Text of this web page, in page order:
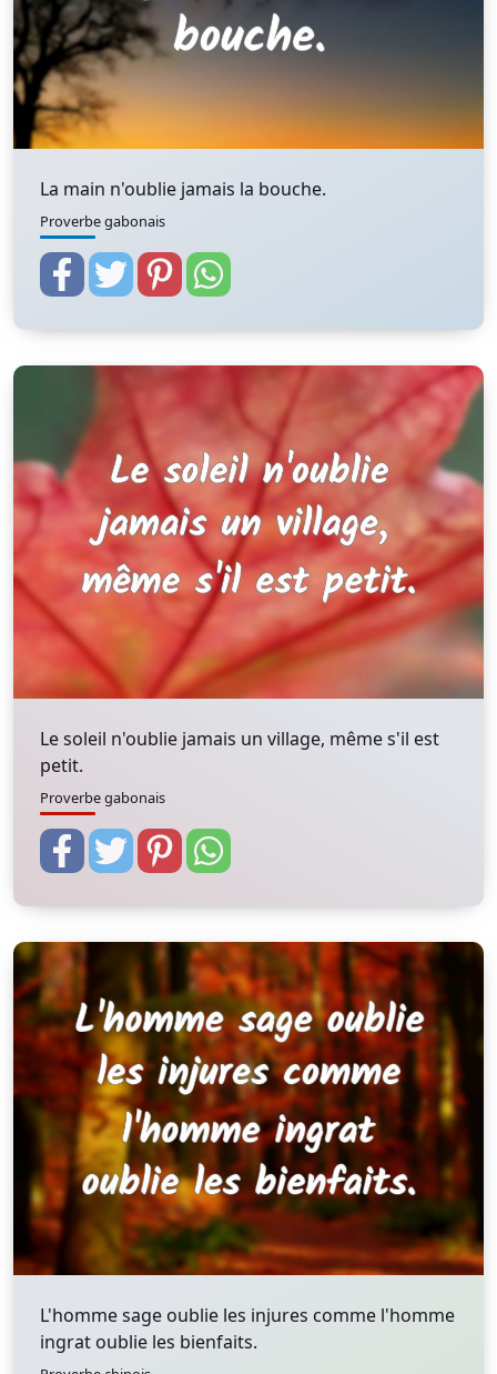
La main n'oublie jamais la bouche.
Proverbe gabonais
Le soleil n'oublie jamais un village, même s'il est
petit.
Proverbe gabonais
L'homme sage oublie les injures comme l'homme
ingrat oublie les bienfaits.